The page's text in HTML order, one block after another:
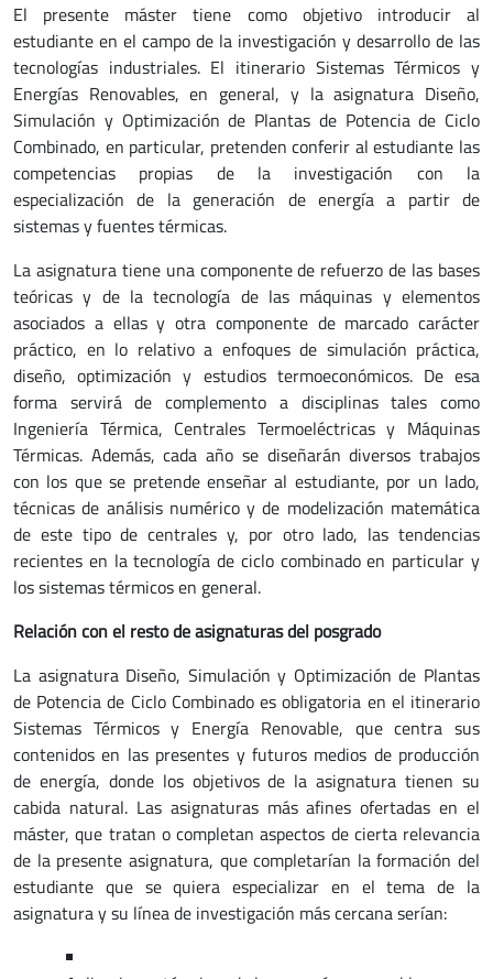
El presente máster tiene como objetivo introducir al
estudiante en el campo de la investigación y desarrollo de las
tecnologías industriales. El itinerario Sistemas Térmicos y
Energías Renovables, en general, y la asignatura Diseño,
Simulación y Optimización de Plantas de Potencia de Ciclo
Combinado, en particular, pretenden conferir al estudiante las
competencias propias de la investigación con la
especialización de la generación de energía a partir de
sistemas y fuentes térmicas.
La asignatura tiene una componente de refuerzo de las bases
teóricas y de la tecnología de las máquinas y elementos
asociados a ellas y otra componente de marcado carácter
práctico, en lo relativo a enfoques de simulación práctica,
diseño, optimización y estudios termoeconómicos. De esa
forma servirá de complemento a disciplinas tales como
Ingeniería Térmica, Centrales Termoeléctricas y Máquinas
Térmicas. Además, cada año se diseñarán diversos trabajos
con los que se pretende enseñar al estudiante, por un lado,
técnicas de análisis numérico y de modelización matemática
de este tipo de centrales y, por otro lado, las tendencias
recientes en la tecnología de ciclo combinado en particular y
los sistemas térmicos en general.
Relación con el resto de asignaturas del posgrado
La asignatura Diseño, Simulación y Optimización de Plantas
de Potencia de Ciclo Combinado es obligatoria en el itinerario
Sistemas Térmicos y Energía Renovable, que centra sus
contenidos en las presentes y futuros medios de producción
de energía, donde los objetivos de la asignatura tienen su
cabida natural. Las asignaturas más afines ofertadas en el
máster, que tratan o completan aspectos de cierta relevancia
de la presente asignatura, que completarían la formación del
estudiante que se quiera especializar en el tema de la
asignatura y su línea de investigación más cercana serían: